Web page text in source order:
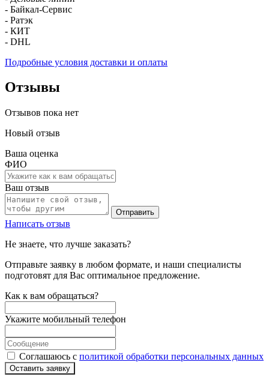
- Байкал-Сервис
- Ратэк
- КИТ
- DHL
Подробные условия доставки и оплаты
Отзывы
Отзывов пока нет
Новый отзыв
Ваша оценка
ФИО
Ваш отзыв
Отправить
Написать отзыв
Не знаете, что лучше заказать?
Отправьте заявку в любом формате, и наши специалисты
подготовят для Вас оптимальное предложение.
Как к вам обращаться?
Укажите мобильный телефон
Соглашаюсь с политикой обработки персональных данных
Оставить заявку